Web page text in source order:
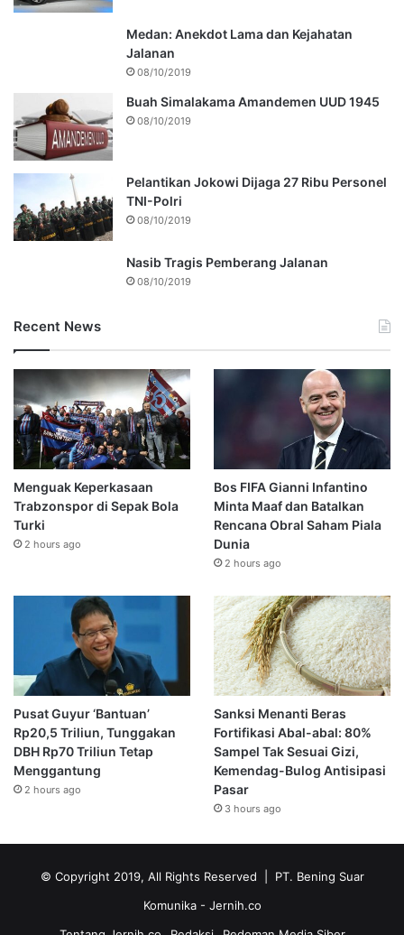
Medan: Anekdot Lama dan Kejahatan
Jalanan
08/10/2019
Buah Simalakama Amandemen UUD 1945
08/10/2019
Pelantikan Jokowi Dijaga 27 Ribu Personel
TNI-Polri
08/10/2019
Nasib Tragis Pemberang Jalanan
08/10/2019
Recent News
Menguak Keperkasaan
Trabzonspor di Sepak Bola
Turki
2 hours ago
Bos FIFA Gianni Infantino
Minta Maaf dan Batalkan
Rencana Obral Saham Piala
Dunia
2 hours ago
Pusat Guyur ‘Bantuan’
Rp20,5 Triliun, Tunggakan
DBH Rp70 Triliun Tetap
Menggantung
2 hours ago
Sanksi Menanti Beras
Fortifikasi Abal-abal: 80%
Sampel Tak Sesuai Gizi,
Kemendag-Bulog Antisipasi
Pasar
3 hours ago
© Copyright 2019, All Rights Reserved | PT. Bening Suar
Komunika - Jernih.co